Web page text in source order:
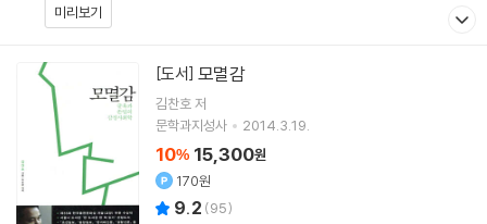
미리보기
[도서] 모멸감
김찬호저
문학과지성사
2014.3.19.
10% 15,300원
170원
9.2 (95)